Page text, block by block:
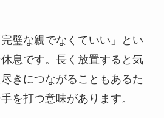
璧な親でなくていい」とい
息です。長く放置すると気
きにつながることもあるた
を打つ意味があります。